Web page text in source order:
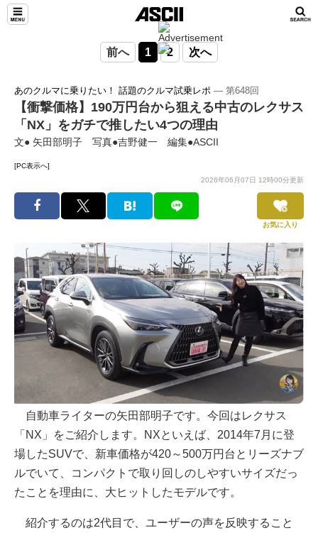
前へ 1 2 次へ
あのクルマに乗りたい！ 話題のクルマ試乗レポ ― 第648回
【衝撃価格】190万円台から狙える中古のレクサス
「NX」をガチで推したい4つの理由
文● 矢田部明子 写真●吉野健一 編集●ASCII
[PC表示へ]
2026年06月07日 12時00分更新
お気に入り
自動車ライターの矢田部明子です。今回はレクサス
「NX」をご紹介します。NXといえば、2014年7月に登
場したSUVで、新車価格が420～500万円台とリーズナブ
ルでいて、コンパクトで取り回しのしやすいサイズだっ
たことを理由に、大ヒットしたモデルです。
紹介するのは2代目で、ユーザーの声を反映すること